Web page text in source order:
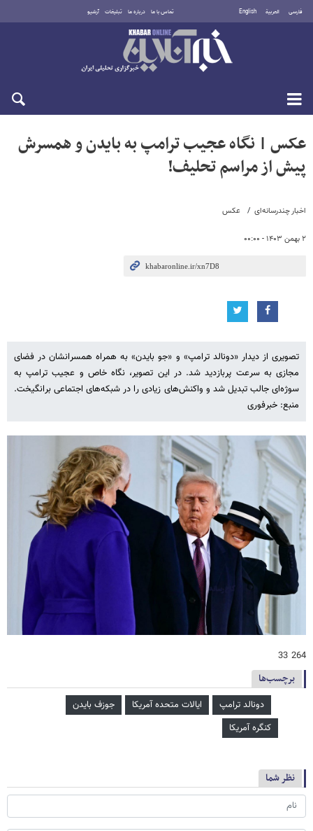
فارسی العربية English تماس با ما درباره ما تبلیغات آرشیو
جمعه ۱۶ مرداد ۱۴۰۵
اخبار چندرسانه‌ای عکس
۲ بهمن ۱۴۰۳ - ۰۰:۰۰
عکس | نگاه عجیب ترامپ به بایدن و همسرش
پیش از مراسم تحلیف!
تصویری از دیدار «دونالد ترامپ» و «جو بایدن» به همراه همسرانشان در فضای
مجازی به سرعت پربازدید شد. در این تصویر، نگاه خاص و عجیب ترامپ به
سوژه‌ای جالب تبدیل شد و واکنش‌های زیادی را در شبکه‌های اجتماعی برانگیخت.
منبع: خبرفوری
264 33
برچسب‌ها
دونالد ترامپ ایالات متحده آمریکا
جوزف بایدن
کنگره آمریکا
نظر شما